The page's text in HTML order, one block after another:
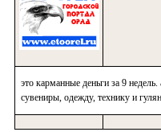
это карманные деньги за 9
сувениры, одежду, технику и